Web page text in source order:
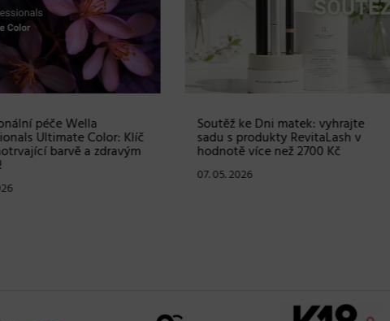
ke Dni matek: vyhrajte
s produkty RevitaLash v
více než 2700 Kč
05. 2026
Prvomájová soutěž – vyhrajte
Blindbox s produkty od
profesionální značky Matrix!
30. 04. 2026